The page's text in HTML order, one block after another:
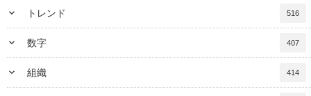
keyboard_arrow_down トレンド 516
keyboard_arrow_down 数字 407
keyboard_arrow_down 組織 414